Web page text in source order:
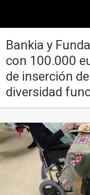
Bankia y
con 100.000
de inserción
diversidad